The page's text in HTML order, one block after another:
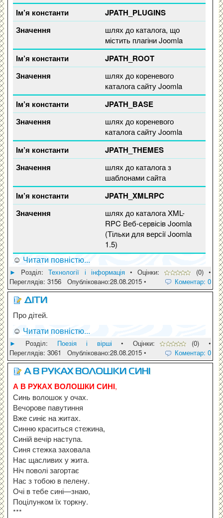
JPATH_PLUGINS
шлях до каталога, що
містить плагіни Joomla
JPATH_ROOT
шлях до кореневого
каталога сайту Joomla
JPATH_BASE
шлях до кореневого
каталога сайту Joomla
JPATH_THEMES
шлях до каталога з
шаблонами сайта
JPATH_XMLRPC
шлях до каталога XML-
RPC Веб-сервісів Joomla
(Тільки для версії Joomla
1.5)
☺ Читати повністю...
► Pозділ:Технології і інформація• Оцінки:
(0) •
Переглядів: 3156 Опубліковано:28.08.2015 •
Коментар: 0
ДІТИ
Про дітей.
☺ Читати повністю...
► Pозділ: Поезія і вірші • Оцінки:
(0) •
Переглядів: 3061 Опубліковано:28.08.2015 •
Коментар: 0
А В РУКАХ ВОЛОШКИ СИНІ
А В РУКАХ ВОЛОШКИ СИНІ,
Синь волошок у очах.
Вечорове павутиння
Вже синіє на житах.
Синню краситься стежина,
Синій вечір наступа.
Синя стежка заховала
Нас щасливих у жита.
Ніч поволі загортає
Нас з тобою в пелену.
Очі в тебе сині—знаю,
Поцілунком їх торкну.
***